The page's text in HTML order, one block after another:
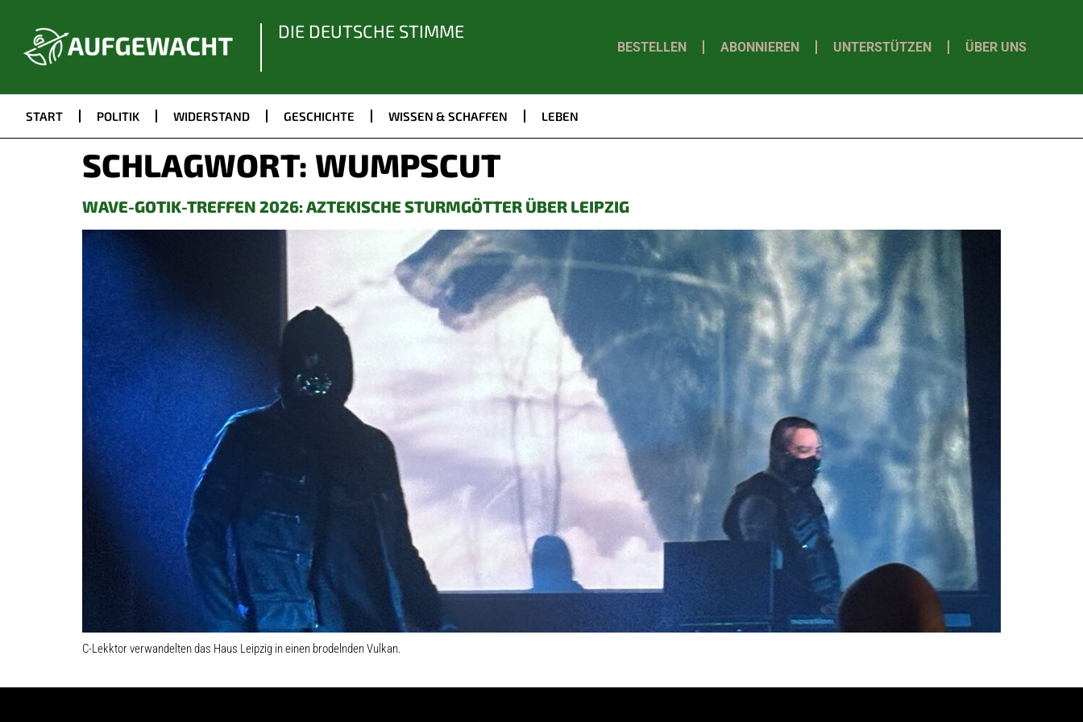
DIE DEUTSCHE STIMME
BESTELLEN ABONNIEREN UNTERSTÜTZEN ÜBER UNS
START POLITIK WIDERSTAND GESCHICHTE WISSEN & SCHAFFEN LEBEN
SCHLAGWORT: WUMPSCUT
WAVE-GOTIK-TREFFEN 2026: AZTEKISCHE STURMGÖTTER ÜBER LEIPZIG
C-Lekktor verwandelten das Haus Leipzig in einen brodelnden Vulkan.